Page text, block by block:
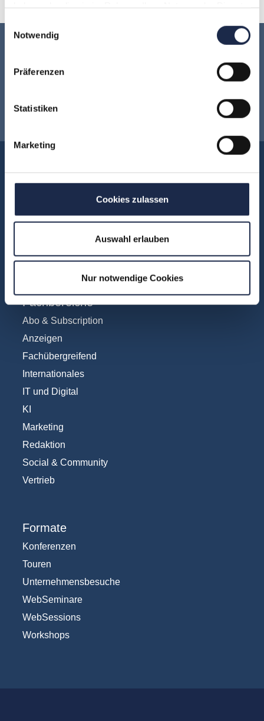
Einwilligungsauswahl
Notwendig
Präferenzen
Statistiken
Marketing
Cookies zulassen
Auswahl erlauben
Nur notwendige Cookies
MVFP Akademie
Über uns
Unsere Experten
Teilnehmerstimmen
Kontakt
Fachbereiche
Abo & Subscription
Anzeigen
Fachübergreifend
Internationales
IT und Digital
KI
Marketing
Redaktion
Social & Community
Vertrieb
Formate
Konferenzen
Touren
Unternehmensbesuche
WebSeminare
WebSessions
Workshops